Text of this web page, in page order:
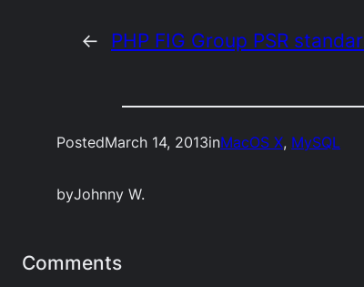
← PHP FIG Group PSR
PostedMarch 14, 2013inMacOS X, MySQL
byJohnny W.
Comments